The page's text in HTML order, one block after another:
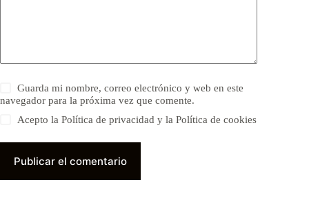
Guarda mi nombre, correo electrónico y web en este
navegador para la próxima vez que comente.
Acepto la Política de privacidad y la Política de cookies
Publicar el comentario